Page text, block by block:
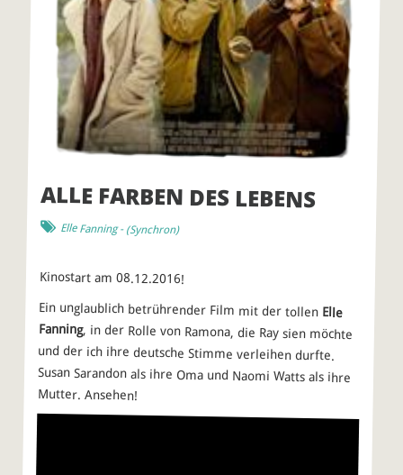
ALLE FARBEN DES LEBENS
Elle Fanning- (Synchron)
Kinostart am 08.12.2016!
Ein unglaublich betrührender Film mit der tollen Elle
Fanning, in der Rolle von Ramona, die Ray sien möchte
und der ich ihre deutsche Stimme verleihen durfte.
Susan Sarandon als ihre Oma und Naomi Watts als ihre
Mutter. Ansehen!